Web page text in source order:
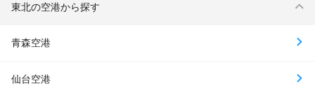
東北の空港から探す
青森空港
仙台空港